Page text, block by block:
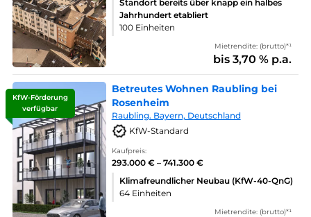
Standort bereits über knapp ein halbes
Jahrhundert etabliert
100 Einheiten
Mietrendite: (brutto)*¹
bis 3,70 % p.a.
KfW-Förderung
verfügbar
Betreutes Wohnen Raubling bei
Rosenheim
Raubling. Bayern, Deutschland
KfW-Standard
Kaufpreis:
293.000 € – 741.300 €
Klimafreundlicher Neubau (KfW-40-QnG)
64 Einheiten
Mietrendite: (brutto)*¹